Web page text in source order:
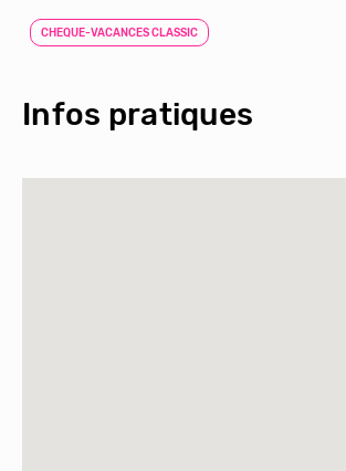
CHEQUE-VACANCES CLASSIC
Infos pratiques